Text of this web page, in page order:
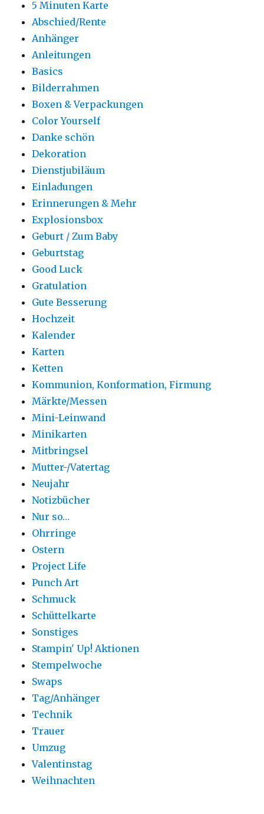
5 Minuten Karte
Abschied/Rente
Anhänger
Anleitungen
Basics
Bilderrahmen
Boxen & Verpackungen
Color Yourself
Danke schön
Dekoration
Dienstjubiläum
Einladungen
Erinnerungen & Mehr
Explosionsbox
Geburt / Zum Baby
Geburtstag
Good Luck
Gratulation
Gute Besserung
Hochzeit
Kalender
Karten
Ketten
Kommunion, Konformation, Firmung
Märkte/Messen
Mini-Leinwand
Minikarten
Mitbringsel
Mutter-/Vatertag
Neujahr
Notizbücher
Nur so…
Ohrringe
Ostern
Project Life
Punch Art
Schmuck
Schüttelkarte
Sonstiges
Stampin' Up! Aktionen
Stempelwoche
Swaps
Tag/Anhänger
Technik
Trauer
Umzug
Valentinstag
Weihnachten